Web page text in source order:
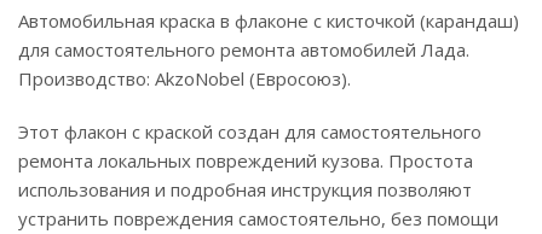
Автомобильная краска в флаконе с кисточкой (карандаш)
для самостоятельного ремонта автомобилей Лада.
Производство: AkzoNobel (Евросоюз).
Этот флакон с краской создан для самостоятельного
ремонта локальных повреждений кузова. Простота
использования и подробная инструкция позволяют
устранить повреждения самостоятельно, без помощи